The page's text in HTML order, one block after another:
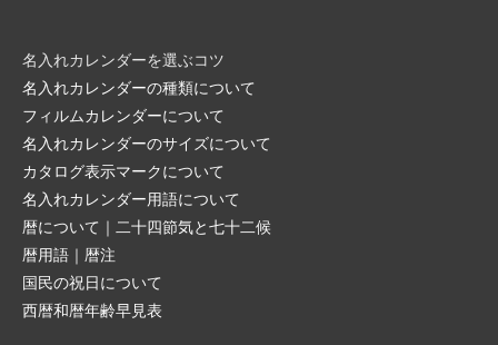
名入れカレンダーを選ぶコツ
名入れカレンダーの種類について
フィルムカレンダーについて
名入れカレンダーのサイズについて
カタログ表示マークについて
名入れカレンダー用語について
暦について｜二十四節気と七十二候
暦用語｜暦注
国民の祝日について
西暦和暦年齢早見表